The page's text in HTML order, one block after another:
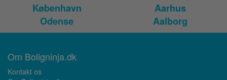
København
Aarhus
Odense
Aalborg
Om Boligninja.dk
Kontakt os